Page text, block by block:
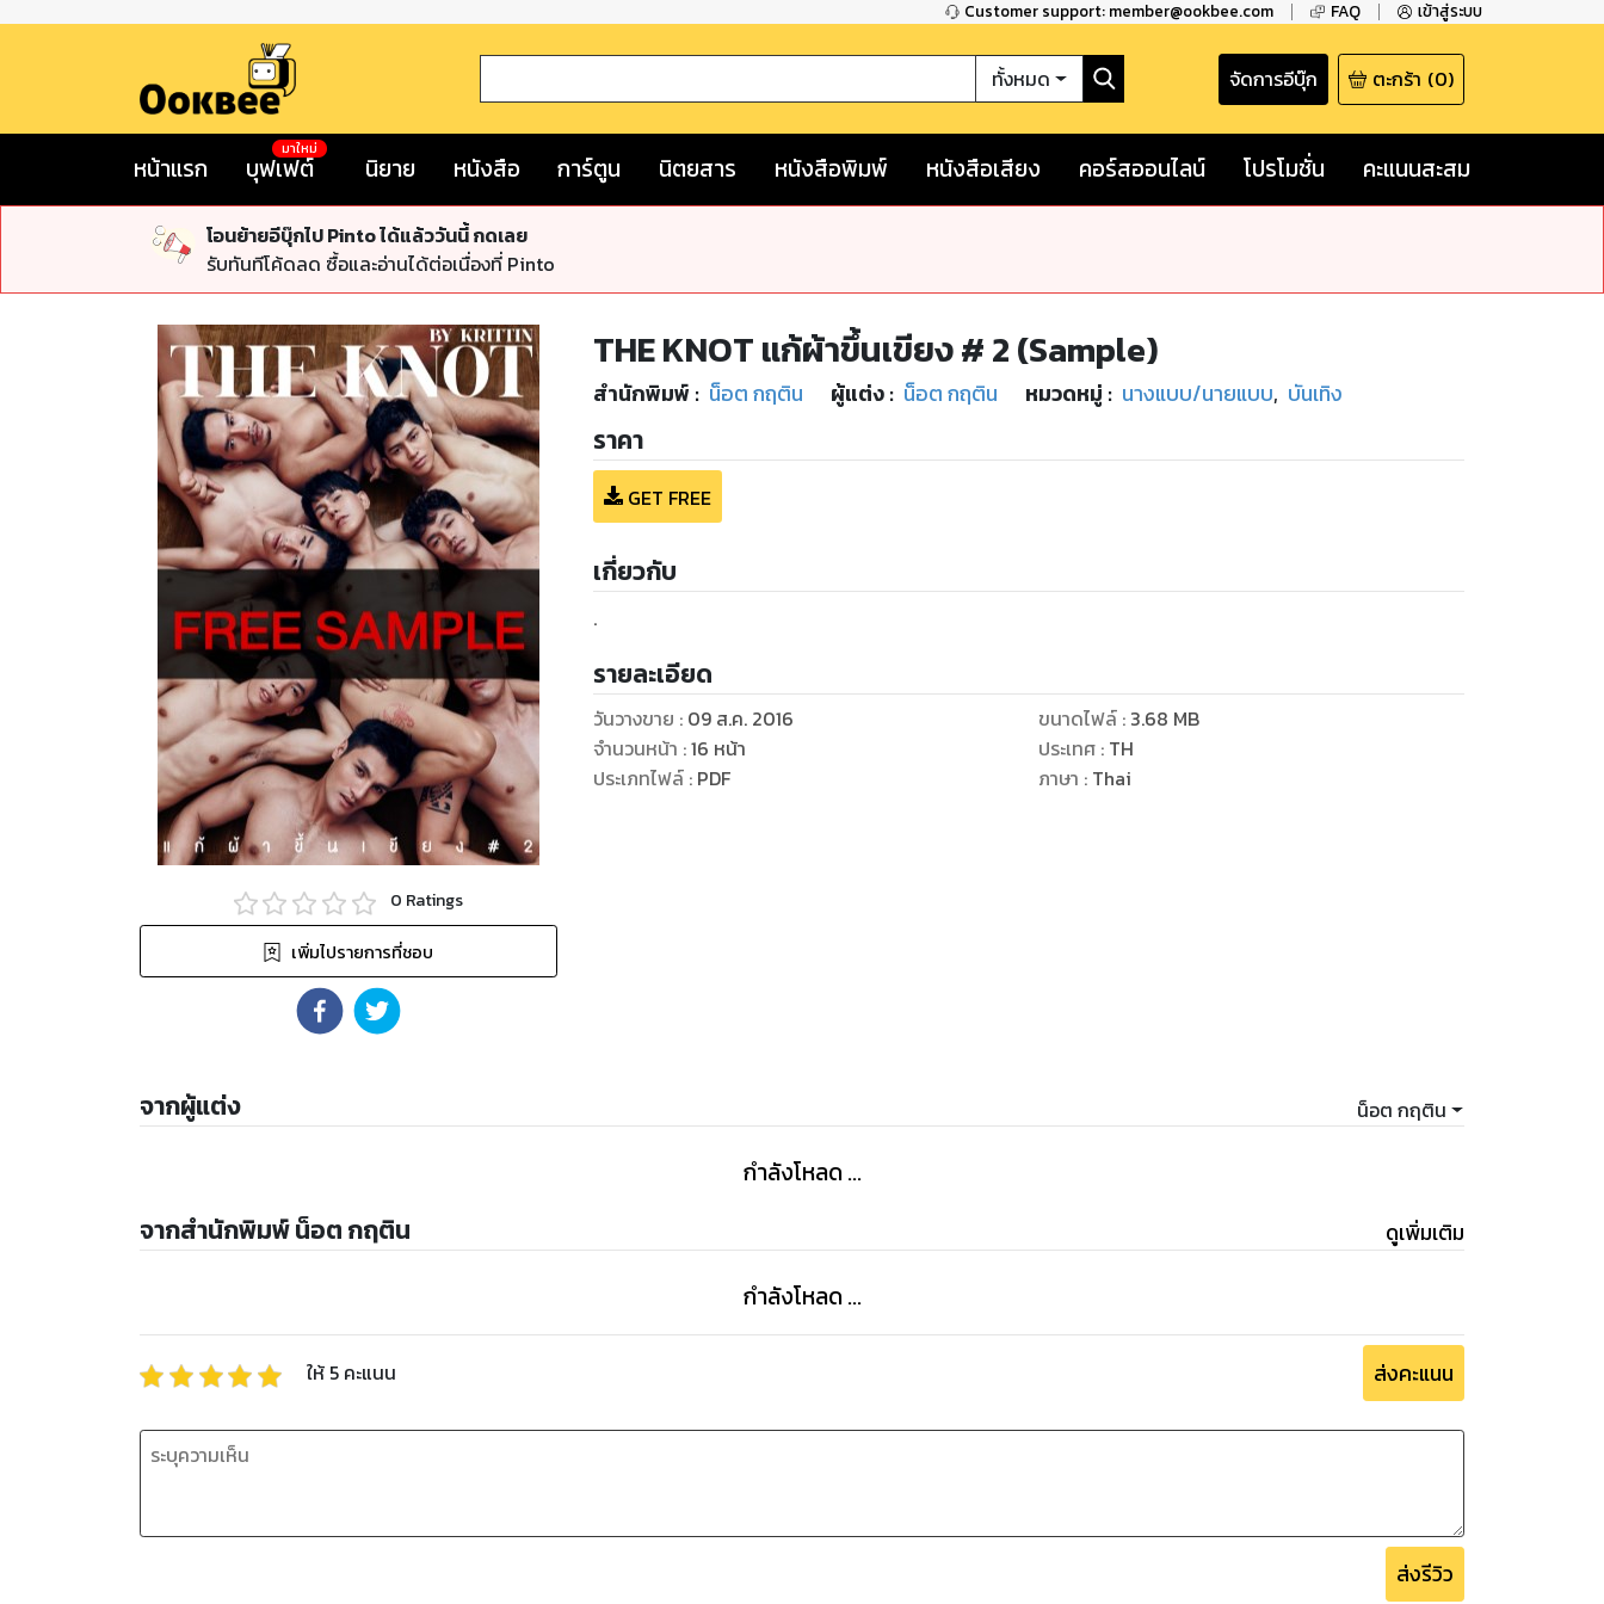
Customer support: member@ookbee.com FAQ เข้าสู่ระบบ
ทั้งหมด จัดการอีบุ๊ก ตะกร้า (0)
หน้าแรก บุฟเฟต์
มาใหม่
นิยาย หนังสือ การ์ตูน นิตยสาร หนังสือพิมพ์ หนังสือเสียง คอร์สออนไลน์ โปรโมชั่น คะแนนสะสม
โอนย้ายอีบุ๊กไป Pinto ได้แล้ววันนี้ กดเลย
รับทันทีโค้ดลด ซื้อและอ่านได้ต่อเนื่องที่ Pinto
0 Ratings
เพิ่มไปรายการที่ชอบ
THE KNOT แก้ผ้าขึ้นเขียง # 2 (Sample)
สำนักพิมพ์ : น็อต กฤติน ผู้แต่ง : น็อต กฤติน หมวดหมู่ : นางแบบ/นายแบบ, บันเทิง
ราคา
GET FREE
เกี่ยวกับ
.
รายละเอียด
วันวางขาย : 09 ส.ค. 2016
จำนวนหน้า :16 หน้า
ประเภทไฟล์: PDF
ขนาดไฟล์: 3.68 MB
ประเทศ : TH
ภาษา : Thai
จากผู้แต่ง น็อต กฤติน
กำลังโหลด ...
จากสำนักพิมพ์ น็อต กฤติน ดูเพิ่มเติม
กำลังโหลด ...
ให้ 5 คะแนน ส่งคะแนน
ส่งรีวิว